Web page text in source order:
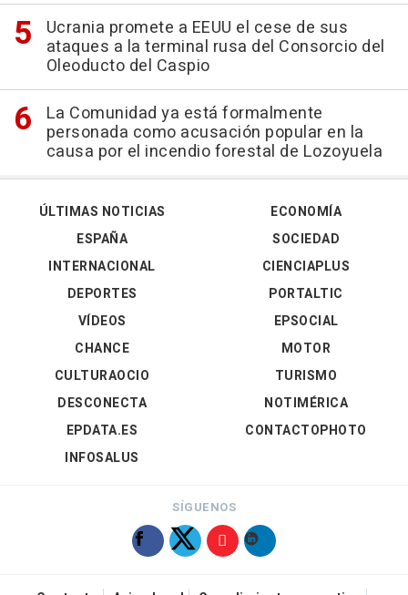
Ucrania promete a EEUU el cese de sus
ataques a la terminal rusa del Consorcio del
Oleoducto del Caspio
La Comunidad ya está formalmente
personada como acusación popular en la
causa por el incendio forestal de Lozoyuela
ÚLTIMAS NOTICIAS
ESPAÑA
INTERNACIONAL
DEPORTES
VÍDEOS
ECONOMÍA
SOCIEDAD
CIENCIAPLUS
PORTALTIC
EPSOCIAL
CHANCE
CULTURAOCIO
DESCONECTA
EPDATA.ES
INFOSALUS
MOTOR
TURISMO
NOTIMÉRICA
CONTACTOPHOTO
SÍGUENOS